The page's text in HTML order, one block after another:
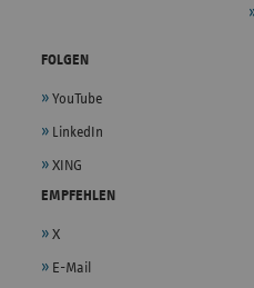
FOLGEN
YouTube
LinkedIn
XING
EMPFEHLEN
X
E-Mail